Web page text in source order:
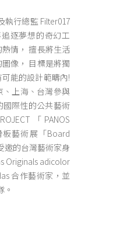
執行總監 Filter017
逐夢想的奇幻工
情， 擅長將生活
像， 目標是將獨
能的設計範疇內!
、上海、台灣參與
國際性的公共藝術
「PANOS
藝術展「Board
邀的台灣藝術家身
Originals adicolor
合作藝術家，並
。